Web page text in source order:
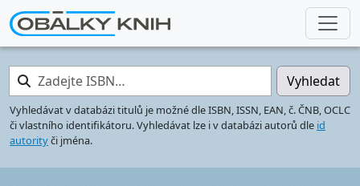
Zadejte ISBN… Vyhledat
Vyhledávat v databázi titulů je možné dle ISBN, ISSN, EAN, č. ČNB, OCLC
či vlastního identifikátoru. Vyhledávat lze i v databázi autorů dle id
autorityči jména.